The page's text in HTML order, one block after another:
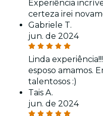
Experiência
certeza irei
Gabriele T.
jun. de 2024
Linda
esposo amamos.
talentosos :)
Tais A.
jun. de 2024